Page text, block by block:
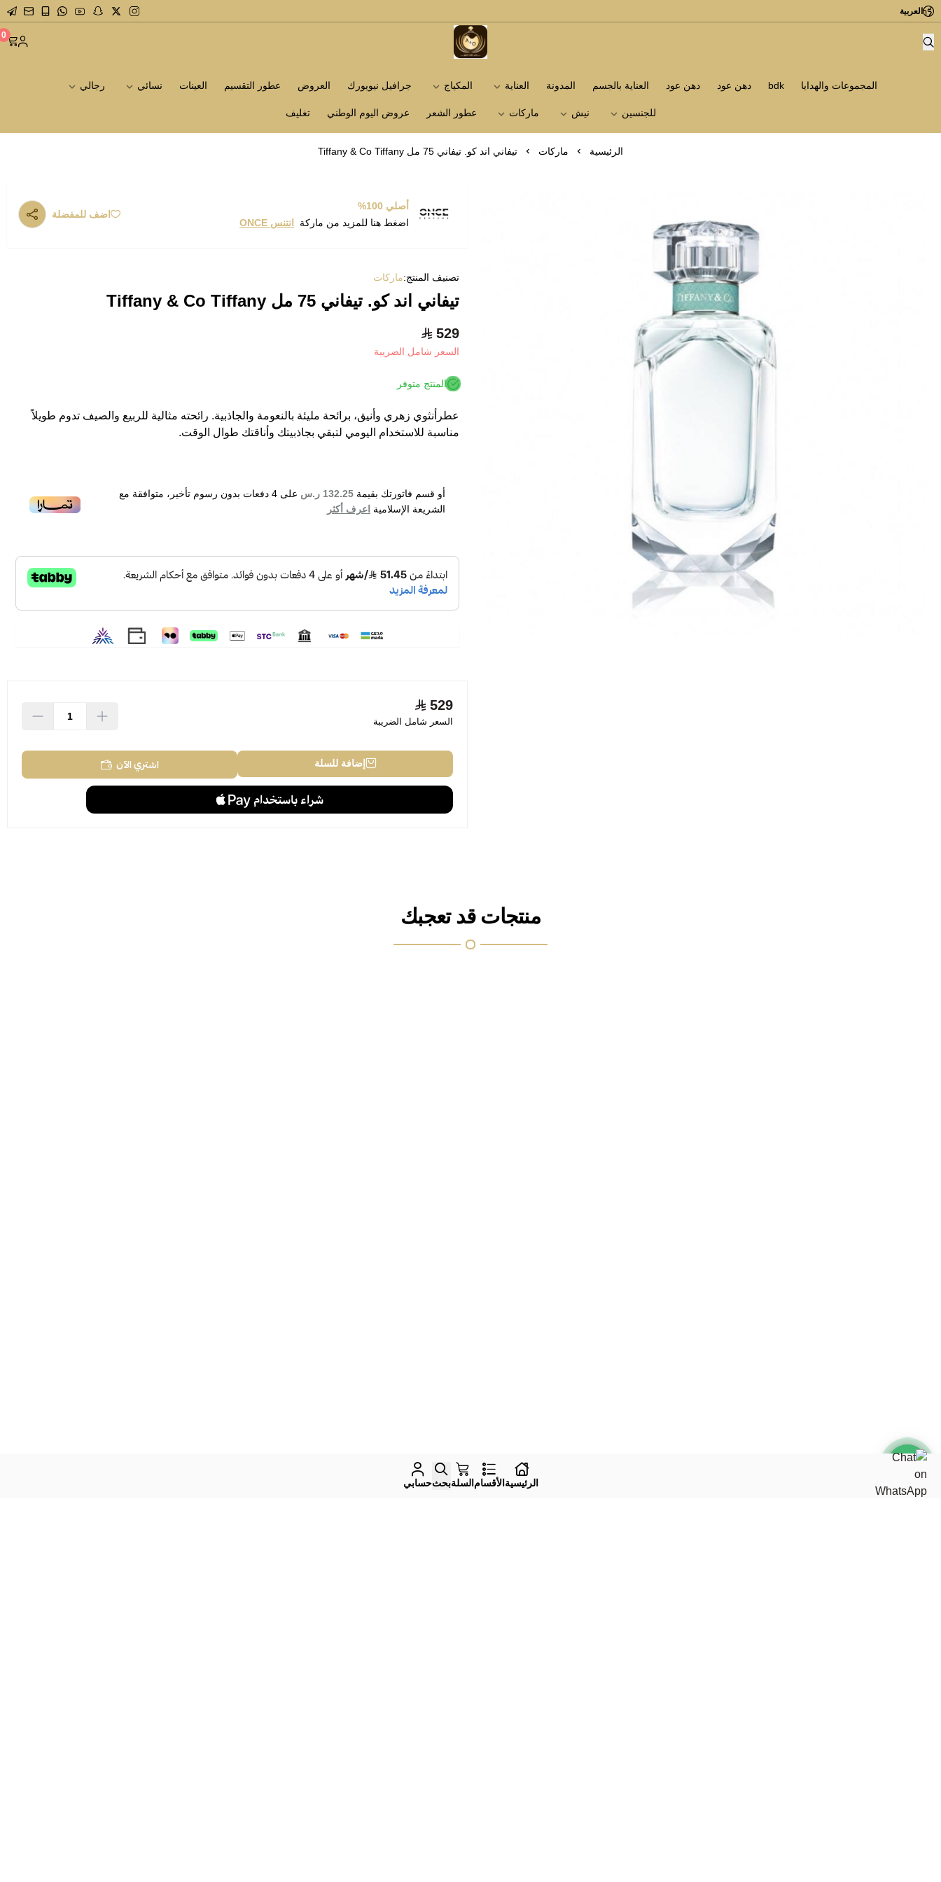
العربية
متجر عاشق العطور 0
المجموعات والهدايا bdk دهن عود دهن عود العناية بالجسم المدونة العناية المكياج جرافيل نيويورك العروض عطور التقسيم العينات نسائي رجالي
للجنسين نيش ماركات عطور الشعر عروض اليوم الوطني تغليف
الرئيسية ماركات تيفاني اند كو. تيفاني 75 مل Tiffany & Co Tiffany
أصلي 100%
اضغط هنا للمزيد من ماركة
انتنس ONCE
اضف للمفضلة
تصنيف المنتج:ماركات
تيفاني اند كو. تيفاني 75 مل Tiffany & Co Tiffany
529
السعر شامل الضريبة
المنتج متوفر
عطرأنثوي زهري وأنيق، برائحة مليئة بالنعومة والجاذبية. رائحته مثالية للربيع والصيف تدوم طويلاً
مناسبة للاستخدام اليومي لتبقي بجاذبيتك وأناقتك طوال الوقت.
أو قسم فاتورتك بقيمة 132.25 ر.س على 4 دفعات بدون رسوم تأخير، متوافقة مع
الشريعة الإسلامية اعرف أكثر
529
السعر شامل الضريبة
إضافة للسلة اشتري الآن
منتجات قد تعجبك
الرئيسية الأقسام السلةبحثحسابي